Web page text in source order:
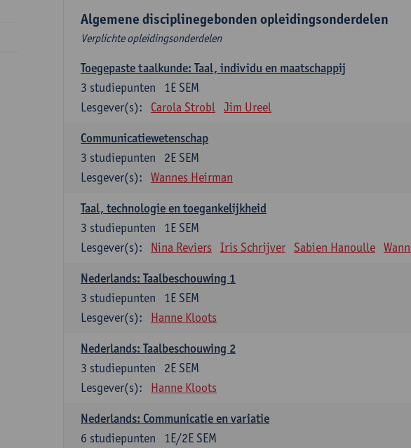
Algemene disciplinegebonden opleidingsonderdelen
Verplichte opleidingsonderdelen
Toegepaste taalkunde: Taal, individu en maatschappij
1E SEM
3 studiepunten
Lesgever(s):
Carola Strobl Jim Ureel
Communicatiewetenschap
2E SEM
3 studiepunten
Lesgever(s):
Wannes Heirman
Taal, technologie en toegankelijkheid
1E SEM
3 studiepunten
Lesgever(s):
Nina Reviers Iris Schrijver Sabien Hanoulle
Nederlands: Taalbeschouwing 1
1E SEM
3 studiepunten
Lesgever(s):
Hanne Kloots
Nederlands: Taalbeschouwing 2
2E SEM
3 studiepunten
Lesgever(s):
Hanne Kloots
Nederlands: Communicatie en variatie
1E/2E SEM
6 studiepunten